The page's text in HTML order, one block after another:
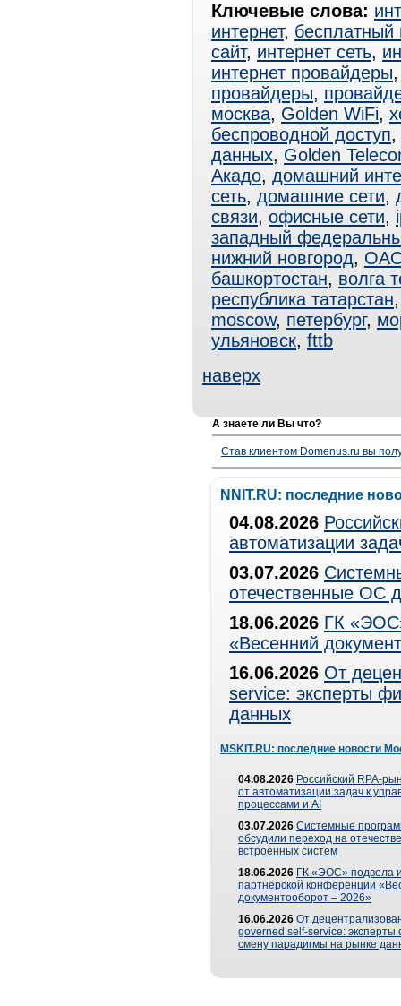
Ключевые слова:
интернет, бесплатный
сайт, интернет сеть,
интернет провайдеры
провайдеры,
москва, Golden WiFi,
беспроводной доступ,
данных, Golden
Акадо, домашний
сеть, домашние сети,
связи, офисные сети,
западный
нижний новгород,
башкортостан, волга
республика татарстан
moscow, петербург,
ульяновск, fttb
наверх
А знаете ли Вы что?
Став клиентом Domenus.ru вы
NNIT.RU: последние
04.08.2026
автоматизации
03.07.2026
отечественные ОС
18.06.2026 ГК
«Весенний
16.06.2026 От
service: эксперты
данных
MSKIT.RU: последние новости
04.08.2026 Российский RPA-
от автоматизации задач к
процессами и AI
03.07.2026 Системные
обсудили переход на
встроенных систем
18.06.2026 ГК «ЭОС» подвела
партнерской конференции
документооборот – 2026»
16.06.2026 От
governed self-service: эксперты
смену парадигмы на рынке